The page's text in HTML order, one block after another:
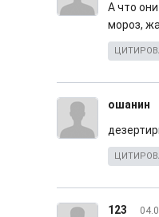
А что
мороз,
ошанин
123